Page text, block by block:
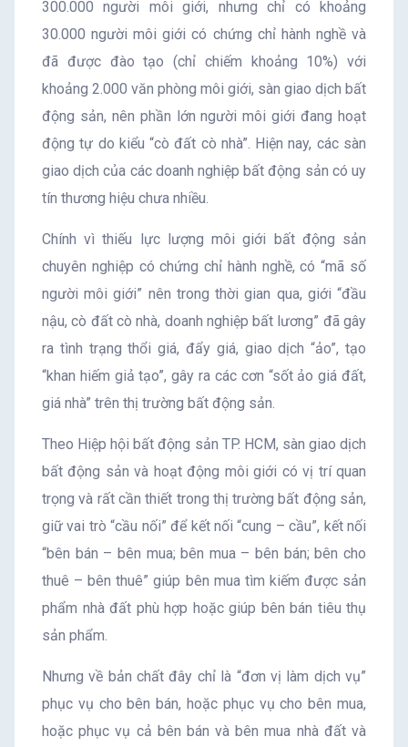
300.000 người môi giới, nhưng chỉ có khoảng
30.000 người môi giới có chứng chỉ hành nghề và
đã được đào tạo (chỉ chiếm khoảng 10%) với
khoảng 2.000 văn phòng môi giới, sàn giao dịch bất
động sản, nên phần lớn người môi giới đang hoạt
động tự do kiểu “cò đất cò nhà”. Hiện nay, các sàn
giao dịch của các doanh nghiệp bất động sản có uy
tín thương hiệu chưa nhiều.
Chính vì thiếu lực lượng môi giới bất động sản
chuyên nghiệp có chứng chỉ hành nghề, có “mã số
người môi giới” nên trong thời gian qua, giới “đầu
nậu, cò đất cò nhà, doanh nghiệp bất lương” đã gây
ra tình trạng thổi giá, đẩy giá, giao dịch “ảo”, tạo
“khan hiếm giả tạo”, gây ra các cơn “sốt ảo giá đất,
giá nhà” trên thị trường bất động sản.
Theo Hiệp hội bất động sản TP. HCM, sàn giao dịch
bất động sản và hoạt động môi giới có vị trí quan
trọng và rất cần thiết trong thị trường bất động sản,
giữ vai trò “cầu nối” để kết nối “cung – cầu”, kết nối
“bên bán – bên mua; bên mua – bên bán; bên cho
thuê – bên thuê” giúp bên mua tìm kiếm được sản
phẩm nhà đất phù hợp hoặc giúp bên bán tiêu thụ
sản phẩm.
Nhưng về bản chất đây chỉ là “đơn vị làm dịch vụ”
phục vụ cho bên bán, hoặc phục vụ cho bên mua,
hoặc phục vụ cả bên bán và bên mua nhà đất và